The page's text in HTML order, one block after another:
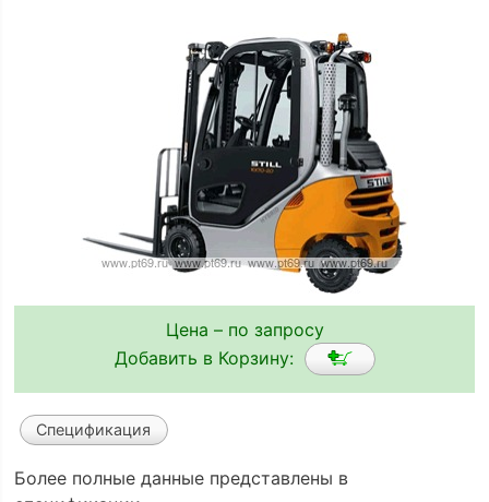
Цена – по запросу
Добавить в Корзину:
Спецификация
Более полные данные представлены в